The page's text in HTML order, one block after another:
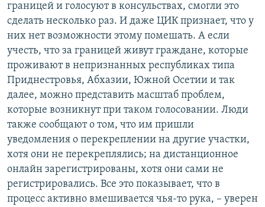
границей и голосуют в консульствах, смогли это
сделать несколько раз. И даже ЦИК признает, что у
них нет возможности этому помешать. А если
учесть, что за границей живут граждане, которые
проживают в непризнанных республиках типа
Приднестровья, Абхазии, Южной Осетии и так
далее, можно представить масштаб проблем,
которые возникнут при таком голосовании. Люди
также сообщают о том, что им пришли
уведомления о перекреплении на другие участки,
хотя они не перекреплялись; на дистанционное
онлайн зарегистрированы, хотя они сами не
регистрировались. Все это показывает, что в
процесс активно вмешивается чья-то рука, – уверен